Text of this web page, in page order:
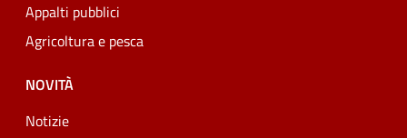
Appalti pubblici
Agricoltura e pesca
NOVITÀ
Notizie